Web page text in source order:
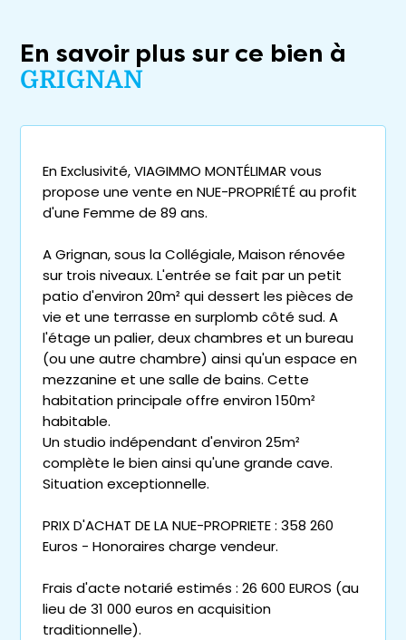
En savoir plus sur ce bien à
GRIGNAN
En Exclusivité, VIAGIMMO MONTÉLIMAR vous
propose une vente en NUE-PROPRIÉTÉ au profit
d'une Femme de 89 ans.
A Grignan, sous la Collégiale, Maison rénovée
sur trois niveaux. L'entrée se fait par un petit
patio d'environ 20m² qui dessert les pièces de
vie et une terrasse en surplomb côté sud. A
l'étage un palier, deux chambres et un bureau
(ou une autre chambre) ainsi qu'un espace en
mezzanine et une salle de bains. Cette
habitation principale offre environ 150m²
habitable.
Un studio indépendant d'environ 25m²
complète le bien ainsi qu'une grande cave.
Situation exceptionnelle.
PRIX D'ACHAT DE LA NUE-PROPRIETE : 358 260
Euros - Honoraires charge vendeur.
Frais d'acte notarié estimés : 26 600 EUROS (au
lieu de 31 000 euros en acquisition
traditionnelle).